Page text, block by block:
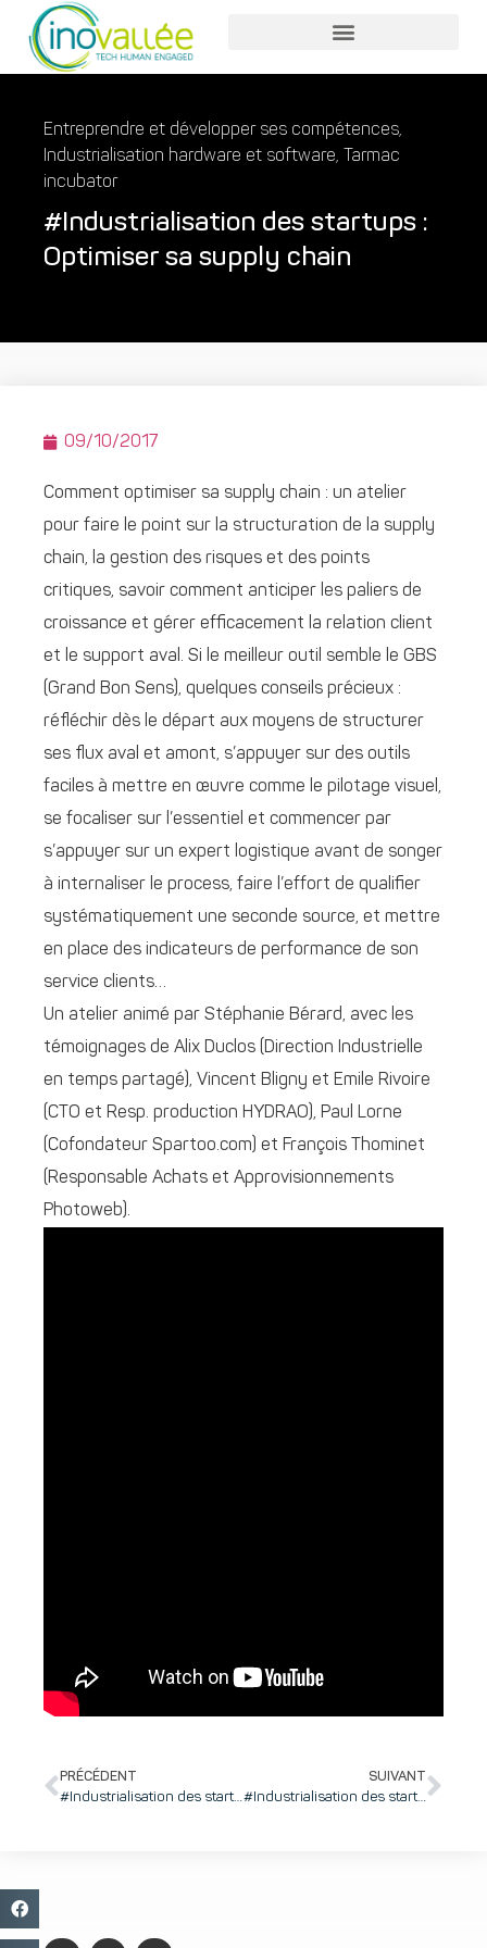
Entreprendre et développer ses compétences,
Industrialisation hardware et software, Tarmac
incubator
#Industrialisation des startups :
Optimiser sa supply chain
09/10/2017
Comment optimiser sa supply chain : un atelier
pour faire le point sur la structuration de la supply
chain, la gestion des risques et des points
critiques, savoir comment anticiper les paliers de
croissance et gérer efficacement la relation client
et le support aval. Si le meilleur outil semble le GBS
(Grand Bon Sens), quelques conseils précieux :
réfléchir dès le départ aux moyens de structurer
ses flux aval et amont, s’appuyer sur des outils
faciles à mettre en œuvre comme le pilotage visuel,
se focaliser sur l’essentiel et commencer par
s’appuyer sur un expert logistique avant de songer
à internaliser le process, faire l’effort de qualifier
systématiquement une seconde source, et mettre
en place des indicateurs de performance de son
service clients…
Un atelier animé par Stéphanie Bérard, avec les
témoignages de Alix Duclos (Direction Industrielle
en temps partagé), Vincent Bligny et Emile Rivoire
(CTO et Resp. production HYDRAO), Paul Lorne
(Cofondateur Spartoo.com) et François Thominet
(Responsable Achats et Approvisionnements
Photoweb).
PRÉCÉDENT
#Industrialisation des startups : Certifier ses produits pour l’international
SUIVANT
#Industrialisation des startups : Financer son industrialisation